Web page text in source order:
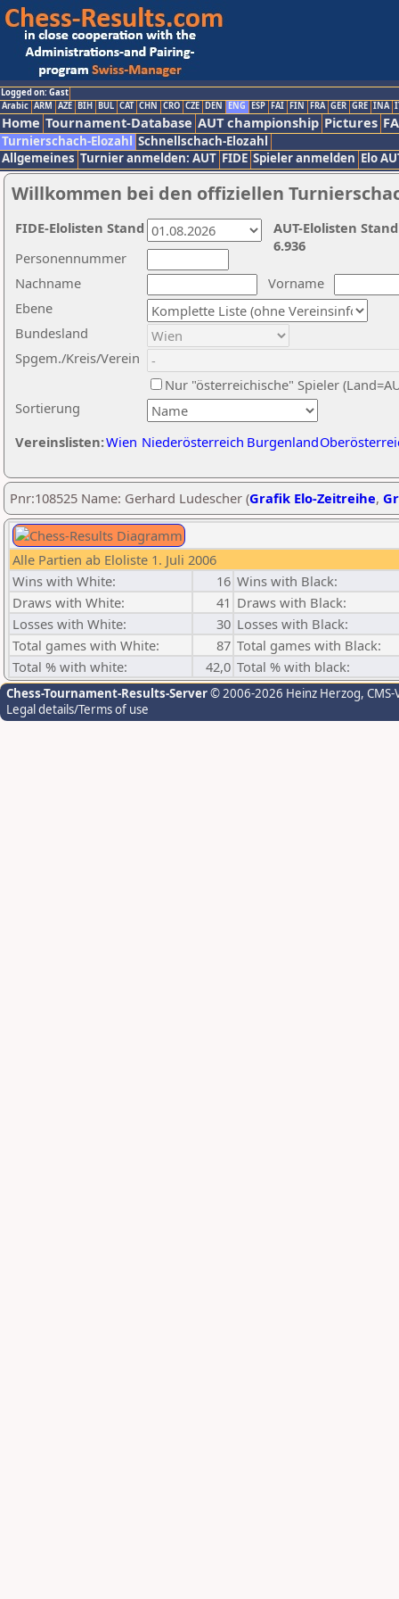
Logged on: Gast
Arabic ARM AZE BIH BUL CAT CHN CRO CZE DEN ENG ESP FAI FIN FRA GER GRE INA
Home Tournament-Database AUT championship Pictures
Turnierschach-Elozahl Schnellschach-Elozahl
Allgemeines Turnier anmelden: AUT FIDE Spieler anmelden Elo
Willkommen bei den offiziellen
Nachname
Vorname
Ebene
Sortierung
Personennummer
Bundesland
Spgem./Kreis/Verein
Nur "österreichische" Spieler
Vereinslisten:Wien Niederösterreich Burgenland
AUT-Elolisten
6.936
FIDE-Elolisten Stand
Pnr:108525 Name: Gerhard Ludescher (Grafik Elo-Zeitreihe,
Alle Partien ab Eloliste 1. Juli 2006
Wins with White:
16 Wins with Black:
Draws with White:
41 Draws with Black:
Losses with White:
30 Losses with Black:
Total games with White:
87 Total games with Black:
Total % with white:
42,0 Total % with black:
Chess-Tournament-Results-Server© 2006-2026 Heinz Herzog,
Legal details/Terms of use